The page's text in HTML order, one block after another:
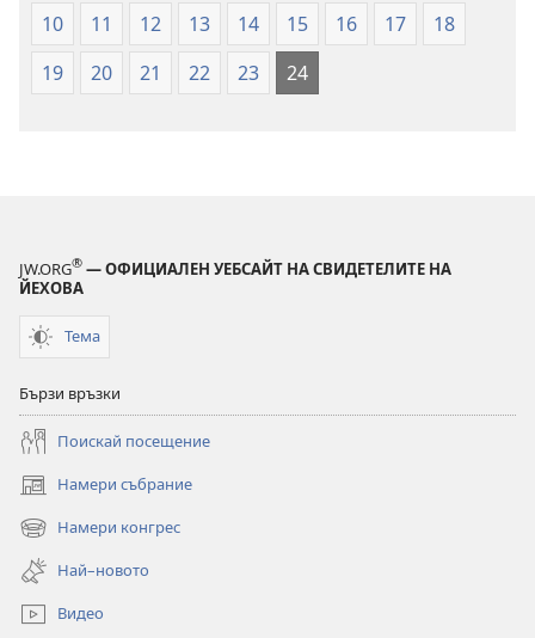
10
11 12 13 14 15 16 17
18
19
20 21 22 23 24
JW.ORG® — ОФИЦИАЛЕН УЕБСАЙТ НА СВИДЕТЕЛИТЕ НА
ЙЕХОВА
Тема
Бързи връзки
Поискай посещение
Намери събрание
(отваря
нов
прозорец)
Намери конгрес
(отваря
нов
прозорец)
Най–новото
Видео